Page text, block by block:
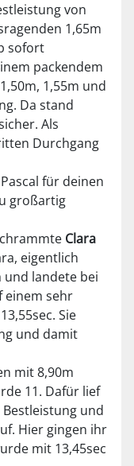
von
1,65m
sofort
packendem
1,55m und
Da stand
Als
Durchgang
für deinen
großartig
Clara
eigentlich
und landete bei
einem sehr
Sie
und damit
mit 8,90m
11. Dafür lief
und
Hier gingen ihr
mit 13,45sec